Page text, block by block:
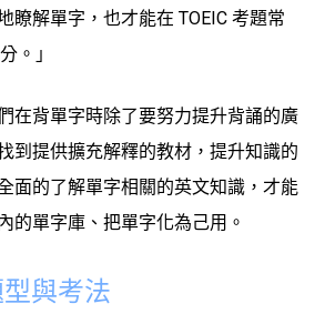
瞭解單字，也才能在 TOEIC 考題常
。」
在背單字時除了要努力提升背誦的廣
到提供擴充解釋的教材，提升知識的
面的了解單字相關的英文知識，才能
的單字庫、把單字化為己用。
與考法